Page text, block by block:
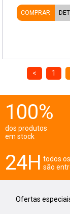
COMPRAR
< 1
100%
dos produtos
em stock
24H todos
são
Ofertas